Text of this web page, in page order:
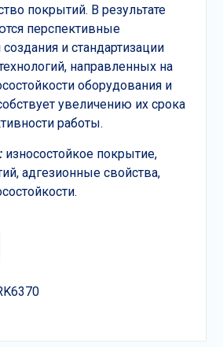
покрытий. В результате
перспективные
и стандартизации
направленных на
оборудования и
увеличению их срока
работы.
износостойкое покрытие,
адгезионные свойства,